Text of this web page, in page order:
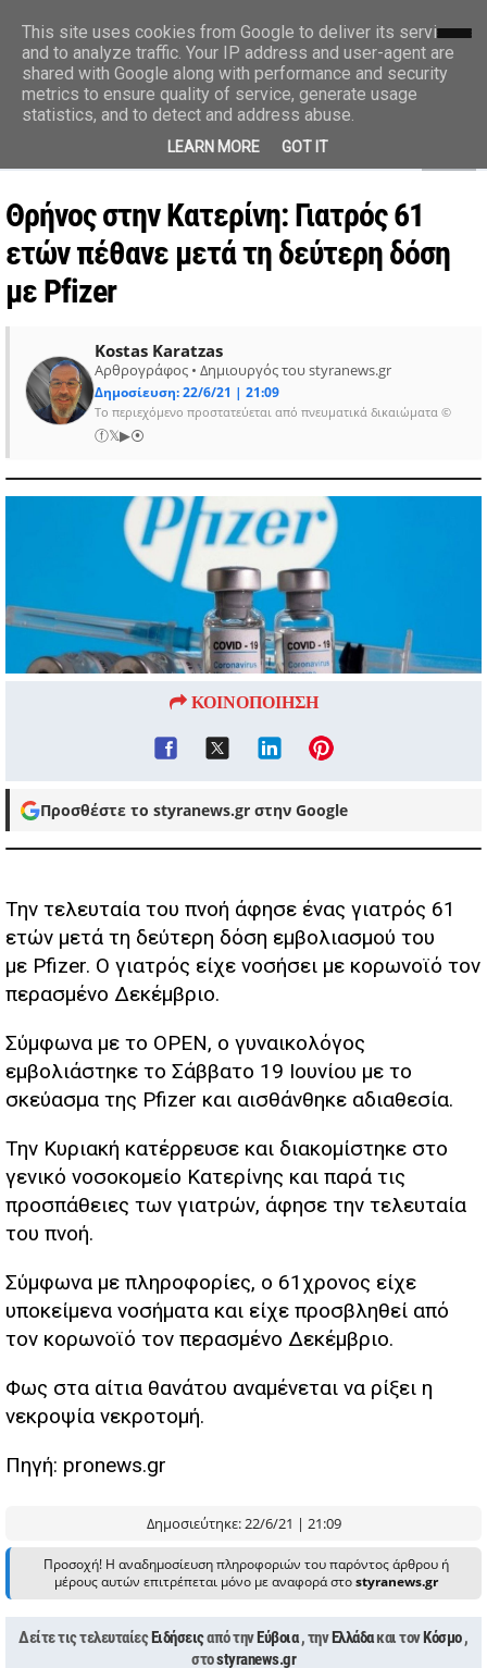
styranews.gr
Ειδήσεις-Γεγονότα-Επικαιρότητα
Θρήνος στην Κατερίνη: Γιατρός 61
ετών πέθανε μετά τη δεύτερη δόση
με Pfizer
Kostas Karatzas
Αρθρογράφος • Δημιουργός του styranews.gr
Δημοσίευση: 22/6/21 | 21:09
Το περιεχόμενο προστατεύεται από πνευματικά δικαιώματα ©
ⓕ𝕏▶⦿
ΚΟΙΝΟΠΟΙΗΣΗ
Προσθέστε το styranews.gr στην Google
Την τελευταία του πνοή άφησε ένας γιατρός 61
ετών μετά τη δεύτερη δόση εμβολιασμού του
με Pfizer. Ο γιατρός είχε νοσήσει με κορωνοϊό τον
περασμένο Δεκέμβριο.
Σύμφωνα με το OPEN, ο γυναικολόγος
εμβολιάστηκε το Σάββατο 19 Ιουνίου με το
σκεύασμα της Pfizer και αισθάνθηκε αδιαθεσία.
Την Κυριακή κατέρρευσε και διακομίστηκε στο
γενικό νοσοκομείο Κατερίνης και παρά τις
προσπάθειες των γιατρών, άφησε την τελευταία
του πνοή.
Σύμφωνα με πληροφορίες, ο 61χρονος είχε
υποκείμενα νοσήματα και είχε προσβληθεί από
τον κορωνοϊό τον περασμένο Δεκέμβριο.
Φως στα αίτια θανάτου αναμένεται να ρίξει η
νεκροψία νεκροτομή.
Πηγή: pronews.gr
Δημοσιεύτηκε: 22/6/21 | 21:09
Προσοχή! Η αναδημοσίευση πληροφοριών του παρόντος άρθρου ή
μέρους αυτών επιτρέπεται μόνο με αναφορά στοstyranews.gr
Δείτε τις τελευταίεςΕιδήσειςαπό τηνΕύβοια , τηνΕλλάδακαι τονΚόσμο,
στοstyranews.gr
This site uses cookies from Google to deliver its services
and to analyze traffic. Your IP address and user-agent are
shared with Google along with performance and security
metrics to ensure quality of service, generate usage
statistics, and to detect and address abuse.
LEARN MORE GOT IT